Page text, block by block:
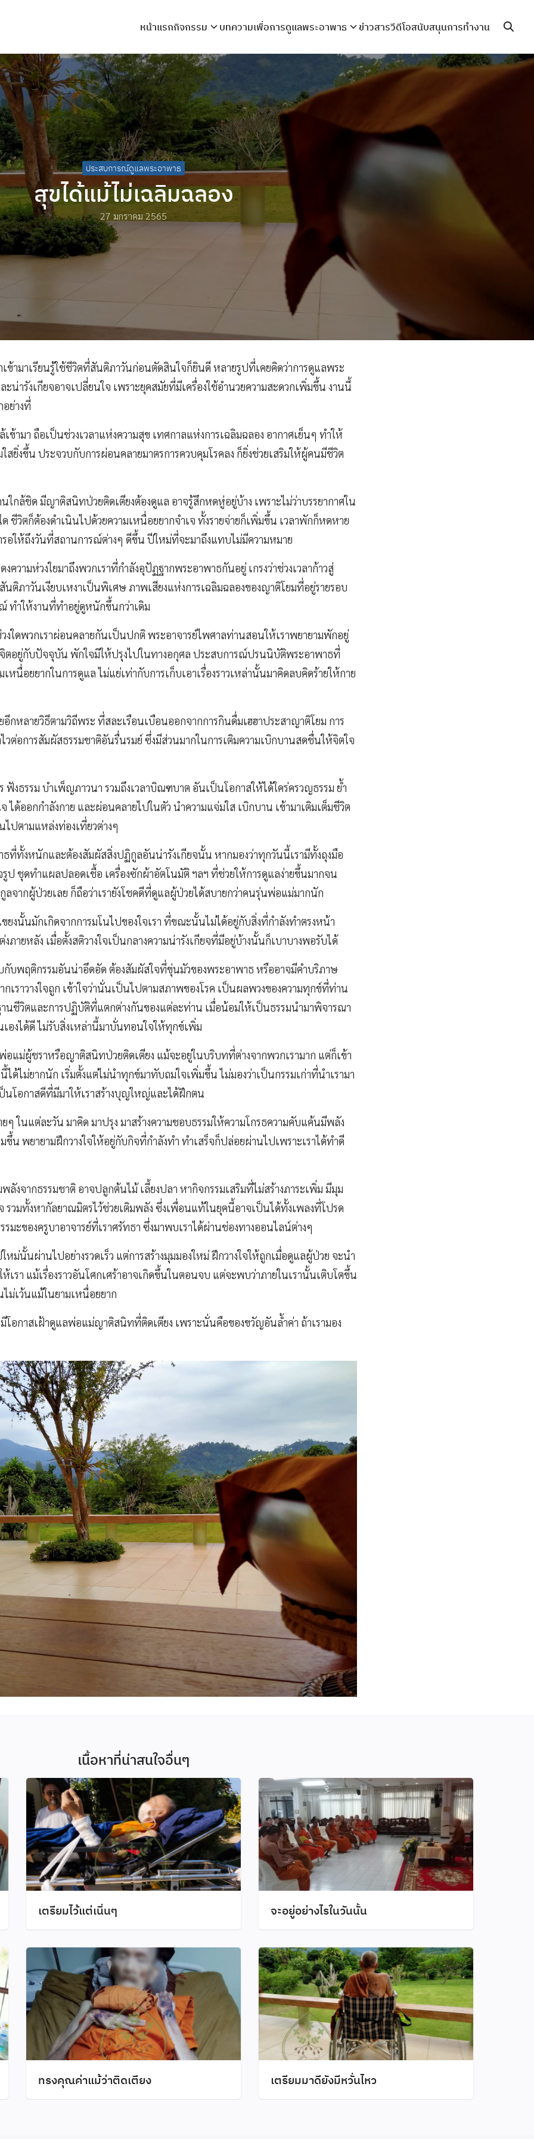
หน้าแรกกิจกรรม บทความเพื่อการดูแลพระอาพาธ ข่าวสารวีดีโอสนับสนุนการทำงาน
ประสบการณ์ดูแลพระอาพาธ
สุขได้แม้ไม่เฉลิมฉลอง
27 มกราคม 2565
ข้ามาเรียนรู้ใช้ชีวิตที่สันติภาวันก่อนตัดสินใจก็ยินดี หลายรูปที่เคยคิดว่าการดูแลพระ
น่ารังเกียจอาจเปลี่ยนใจ เพราะยุคสมัยที่มีเครื่องใช้อำนวยความสะดวกเพิ่มขึ้น งานนี้
อย่างที่
ข้ามา ถือเป็นช่วงเวลาแห่งความสุข เทศกาลแห่งการเฉลิมฉลอง อากาศเย็นๆ ทำให้
สยิ่งขึ้น ประจวบกับการผ่อนคลายมาตรการควบคุมโรคลง ก็ยิ่งช่วยเสริมให้ผู้คนมีชีวิต
ใกล้ชิด มีญาติสนิทป่วยติดเตียงต้องดูแล อาจรู้สึกหดหู่อยู่บ้าง เพราะไม่ว่าบรรยากาศใน
ด ชีวิตก็ต้องดำเนินไปด้วยความเหนื่อยยากจำเจ ทั้งรายจ่ายก็เพิ่มขึ้น เวลาพักก็หดหาย
รอให้ถึงวันที่สถานการณ์ต่างๆ ดีขึ้น ปีใหม่ที่จะมาถึงแทบไม่มีความหมาย
วามห่วงใยมาถึงพวกเราที่กำลังอุปัฏฐากพระอาพาธกันอยู่ เกรงว่าช่วงเวลาก้าวสู่
ติภาวันเงียบเหงาเป็นพิเศษ ภาพเสียงแห่งการเฉลิมฉลองของญาติโยมที่อยู่รายรอบ
ทำให้งานที่ทำอยู่ดูหนักขึ้นกว่าเดิม
วงใดพวกเราผ่อนคลายกันเป็นปกติ พระอาจารย์ไพศาลท่านสอนให้เราพยายามพักอยู่
ตอยู่กับปัจจุบัน พักใจมิให้ปรุงไปในทางอกุศล ประสบการณ์ปรนนิบัติพระอาพาธที่
เหนื่อยยากในการดูแล ไม่แย่เท่ากับการเก็บเอาเรื่องราวเหล่านั้นมาคิดลบคิดร้ายให้กาย
อีกหลายวิธีตามวิถีพระ ที่สละเรือนเบือนออกจากการกินดื่มเฮฮาประสาญาติโยม การ
ไวต่อการสัมผัสธรรมชาติอันรื่นรมย์ ซึ่งมีส่วนมากในการเติมความเบิกบานสดชื่นให้จิตใจ
ฟังธรรม บำเพ็ญภาวนา รวมถึงเวลาบิณฑบาต อันเป็นโอกาสให้ได้ใคร่ครวญธรรม ย้ำ
ได้ออกกำลังกาย และผ่อนคลายไปในตัว นำความแจ่มใส เบิกบาน เข้ามาเติมเต็มชีวิต
ปตามแหล่งท่องเที่ยวต่างๆ
ที่ทั้งหนักและต้องสัมผัสสิ่งปฏิกูลอันน่ารังเกียจนั้น หากมองว่าทุกวันนี้เรามีทั้งถุงมือ
รูป ชุดทำแผลปลอดเชื้อ เครื่องซักผ้าอัตโนมัติ ฯลฯ ที่ช่วยให้การดูแลง่ายขึ้นมากจน
จากผู้ป่วยเลย ก็ถือว่าเรายังโชคดีที่ดูแลผู้ป่วยได้สบายกว่าคนรุ่นพ่อแม่มากนัก
ขยงนั้นมักเกิดจากการมโนไปของใจเรา ที่ขณะนั้นไม่ได้อยู่กับสิ่งที่กำลังทำตรงหน้า
ภายหลัง เมื่อตั้งสติวางใจเป็นกลางความน่ารังเกียจที่มีอยู่บ้างนั้นก็เบาบางพอรับได้
บพฤติกรรมอันน่าอึดอัด ต้องสัมผัสใจที่ขุ่นมัวของพระอาพาธ หรืออาจมีคำบริภาษ
เราวางใจถูก เข้าใจว่านั่นเป็นไปตามสภาพของโรค เป็นผลพวงของความทุกข์ที่ท่าน
นชีวิตและการปฏิบัติที่แตกต่างกันของแต่ละท่าน เมื่อน้อมให้เป็นธรรมนำมาพิจารณา
องได้ดี ไม่รับสิ่งเหล่านี้มาบั่นทอนใจให้ทุกข์เพิ่ม
แม่ผู้ชราหรือญาติสนิทป่วยติดเตียง แม้จะอยู่ในบริบทที่ต่างจากพวกเรามาก แต่ก็เข้า
ได้ไม่ยากนัก เริ่มตั้งแต่ไม่นำทุกข์มาทับถมใจเพิ่มขึ้น ไม่มองว่าเป็นกรรมเก่าที่นำเรามา
นโอกาสดีที่มีมาให้เราสร้างบุญใหญ่และได้ฝึกตน
ยๆ ในแต่ละวัน มาคิด มาปรุง มาสร้างความชอบธรรมให้ความโกรธความคับแค้นมีพลัง
มขึ้น พยายามฝึกวางใจให้อยู่กับกิจที่กำลังทำ ทำเสร็จก็ปล่อยผ่านไปเพราะเราได้ทำดี
ลังจากธรรมชาติ อาจปลูกต้นไม้ เลี้ยงปลา หากิจกรรมเสริมที่ไม่สร้างภาระเพิ่ม มีมุม
รวมทั้งหากัลยาณมิตรไว้ช่วยเติมพลัง ซึ่งเพื่อนแท้ในยุคนี้อาจเป็นได้ทั้งเพลงที่โปรด
มะของครูบาอาจารย์ที่เราศรัทธา ซึ่งมาพบเราได้ผ่านช่องทางออนไลน์ต่างๆ
หม่นั้นผ่านไปอย่างรวดเร็ว แต่การสร้างมุมมองใหม่ ฝึกวางใจให้ถูกเมื่อดูแลผู้ป่วย จะนำ
ห้เรา แม้เรื่องราวอันโศกเศร้าอาจเกิดขึ้นในตอนจบ แต่จะพบว่าภายในเรานั้นเติบโตขึ้น
ไม่เว้นแม้ในยามเหนื่อยยาก
โอกาสเฝ้าดูแลพ่อแม่ญาติสนิทที่ติดเตียง เพราะนั่นคือของขวัญอันล้ำค่า ถ้าเรามอง
เนื้อหาที่น่าสนใจอื่นๆ
เตรียมไว้แต่เนิ่นๆ จะอยู่อย่างไรในวันนั้น
ทรงคุณค่าแม้ว่าติดเตียง เตรียมมาดียังมีหวั่นไหว